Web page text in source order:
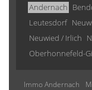
Andernach
Leutesdorf
Neuwied / Irlich
Oberhonnefeld-
Immo Andernach